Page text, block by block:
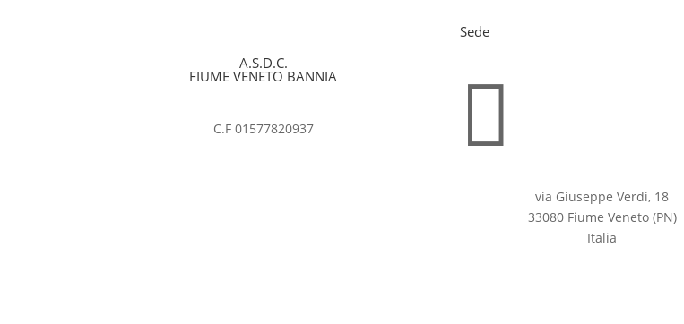
A.S.D.C.
FIUME VENETO BANNIA
C.F 01577820937
Sede

via Giuseppe Verdi, 18
33080 Fiume Veneto (PN)
Italia